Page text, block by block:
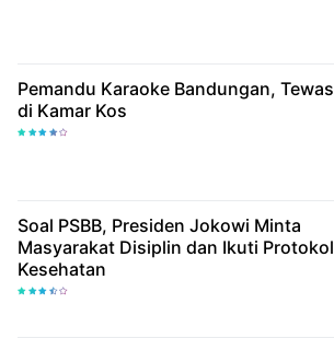
Pemandu Karaoke Bandungan, Tewas
di Kamar Kos
Soal PSBB, Presiden Jokowi Minta
Masyarakat Disiplin dan Ikuti Protokol
Kesehatan